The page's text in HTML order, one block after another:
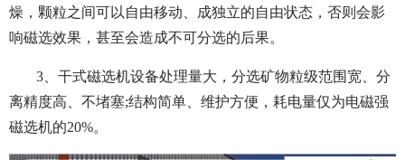
燥，颗粒之间可以自由移动、成独立的自由状态，否则会影
响磁选效果，甚至会造成不可分选的后果。
3、干式磁选机设备处理量大，分选矿物粒级范围宽、分
离精度高、不堵塞;结构简单、维护方便，耗电量仅为电磁强
磁选机的20%。